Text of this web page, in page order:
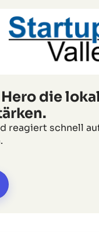
die
reagiert schnell